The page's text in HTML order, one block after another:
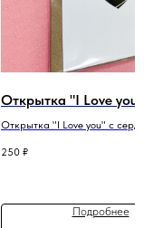
Открытка "I Love you"
Открытка "I Love you" с
250 ₽
Подробнее